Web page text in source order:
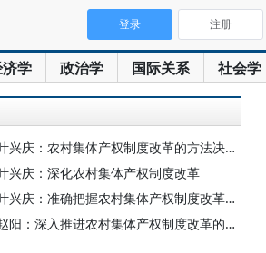
学 政治学 国际关系 社会学
登录 注册
兴庆：农村集体产权制度改革的方法决定成败
兴庆：深化农村集体产权制度改革
兴庆：准确把握农村集体产权制度改革的方法论
阳：深入推进农村集体产权制度改革的若干问题